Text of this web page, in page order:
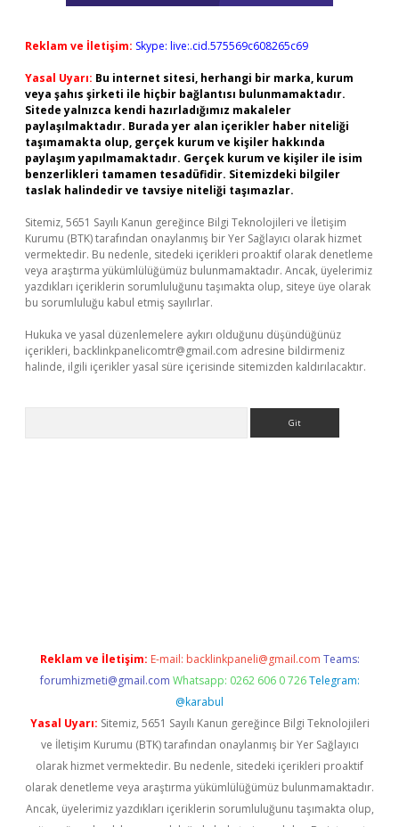
Reklam ve İletişim: Skype: live:.cid.575569c608265c69
Yasal Uyarı: Bu internet sitesi, herhangi bir marka, kurum
veya şahıs şirketi ile hiçbir bağlantısı bulunmamaktadır.
Sitede yalnızca kendi hazırladığımız makaleler
paylaşılmaktadır. Burada yer alan içerikler haber niteliği
taşımamakta olup, gerçek kurum ve kişiler hakkında
paylaşım yapılmamaktadır. Gerçek kurum ve kişiler ile isim
benzerlikleri tamamen tesadüfidir. Sitemizdeki bilgiler
taslak halindedir ve tavsiye niteliği taşımazlar.
Sitemiz, 5651 Sayılı Kanun gereğince Bilgi Teknolojileri ve İletişim
Kurumu (BTK) tarafından onaylanmış bir Yer Sağlayıcı olarak hizmet
vermektedir. Bu nedenle, sitedeki içerikleri proaktif olarak denetleme
veya araştırma yükümlülüğümüz bulunmamaktadır. Ancak, üyelerimiz
yazdıkları içeriklerin sorumluluğunu taşımakta olup, siteye üye olarak
bu sorumluluğu kabul etmiş sayılırlar.
Hukuka ve yasal düzenlemelere aykırı olduğunu düşündüğünüz
içerikleri, backlinkpanelicomtr@gmail.com adresine bildirmeniz
halinde, ilgili içerikler yasal süre içerisinde sitemizden kaldırılacaktır.
Reklam ve İletişim: E-mail: backlinkpaneli@gmail.com Teams:
forumhizmeti@gmail.com Whatsapp: 0262 606 0 726 Telegram:
@karabul
Yasal Uyarı: Sitemiz, 5651 Sayılı Kanun gereğince Bilgi Teknolojileri
ve İletişim Kurumu (BTK) tarafından onaylanmış bir Yer Sağlayıcı
olarak hizmet vermektedir. Bu nedenle, sitedeki içerikleri proaktif
olarak denetleme veya araştırma yükümlülüğümüz bulunmamaktadır.
Ancak, üyelerimiz yazdıkları içeriklerin sorumluluğunu taşımakta olup,